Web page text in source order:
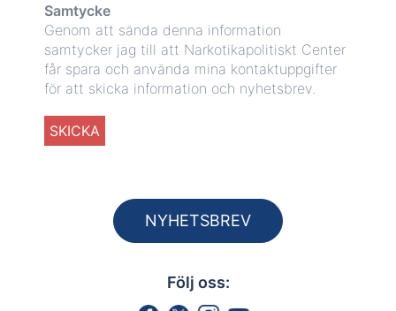
Samtycke
Genom att sända denna information
samtycker jag till att Narkotikapolitiskt Center
får spara och använda mina kontaktuppgifter
för att skicka information och nyhetsbrev.
NYHETSBREV
Följ oss: